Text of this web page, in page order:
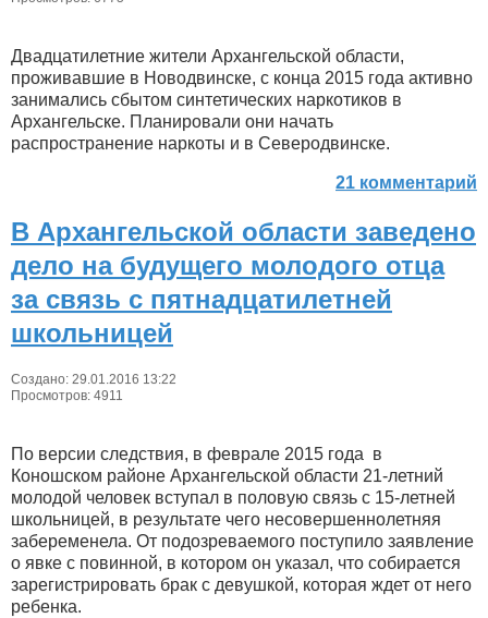
Двадцатилетние жители Архангельской области,
проживавшие в Новодвинске, с конца 2015 года активно
занимались сбытом синтетических наркотиков в
Архангельске. Планировали они начать
распространение наркоты и в Северодвинске.
21 комментарий
В Архангельской области заведено
дело на будущего молодого отца
за связь с пятнадцатилетней
школьницей
Создано: 29.01.2016 13:22
Просмотров: 4911
По версии следствия, в феврале 2015 года в
Коношском районе Архангельской области 21-летний
молодой человек вступал в половую связь с 15-летней
школьницей, в результате чего несовершеннолетняя
забеременела. От подозреваемого поступило заявление
о явке с повинной, в котором он указал, что собирается
зарегистрировать брак с девушкой, которая ждет от него
ребенка.